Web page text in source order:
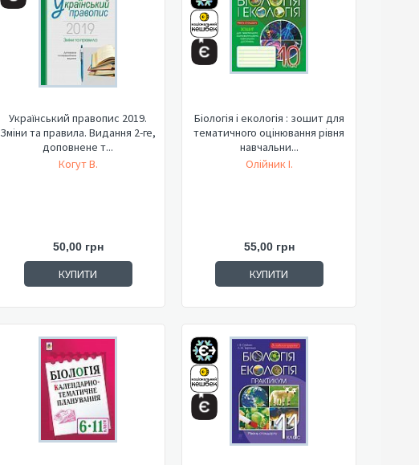
Український правопис 2019.
Зміни та правила. Видання 2-ге,
доповнене т...
Когут В.
50,00 грн
КУПИТИ
Біологія і екологія : зошит для
тематичного оцінювання рівня
навчальни...
Олійник І.
55,00 грн
КУПИТИ